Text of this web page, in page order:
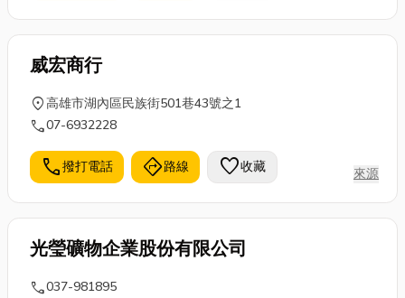
威宏商行
location_on高雄市湖內區民族街501巷43號之1
call07-6932228
call撥打電話 directions路線 favorite收藏 來源
光瑩礦物企業股份有限公司
call037-981895